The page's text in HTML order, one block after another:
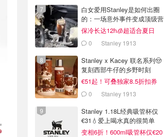
白女爱用Stanley是如何出圈
的：一场意外事件变成顶级营
销案例
保冷长达12h🧊超适合夏日
0 Stanley 1913
Stanley x Kacey 联名系列🤠
复刻西部牛仔的乡野时刻
€51起！可叠独家8.5折扣券
0 Stanley 1913
Stanley 1.18L经典吸管杯仅
€31💧爱上喝水真的很简单
变相6折！600ml吸管杯仅€20